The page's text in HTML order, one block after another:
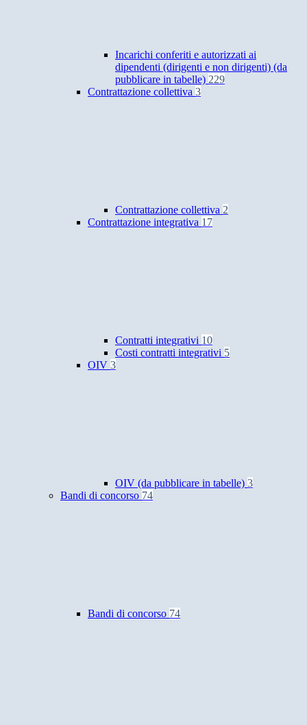
Incarichi conferiti e autorizzati ai
dipendenti (dirigenti e non dirigenti) (da
pubblicare in tabelle) 229
Contrattazione collettiva 3
Contrattazione collettiva 2
Contrattazione integrativa 17
Contratti integrativi 10
Costi contratti integrativi 5
OIV 3
OIV (da pubblicare in tabelle) 3
Bandi di concorso 74
Bandi di concorso 74